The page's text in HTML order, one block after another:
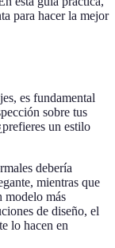
para hacer la mejor
es fundamental
sobre tus
un estilo
debería
mientras que
modelo más
de diseño, el
lo hacen en